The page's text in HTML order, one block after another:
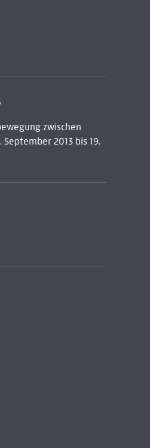
zwischen
2013 bis 19.